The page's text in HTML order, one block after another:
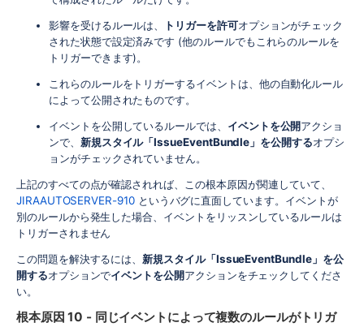
影響を受けるルールは、
トリガーを許可オプションがチェック
された状態で設定済みです (他のルールでもこれらのルールを
トリガーできます)。
これらのルールをトリガーするイベントは、他の自動化ルール
によって公開されたものです。
イベントを公開しているルールでは、 イベントを公開アクショ
ンで、 新規スタイル「IssueEventBundle」を公開するオプシ
ョンがチェックされていません。
上記のすべての点が確認されれば、この根本原因が関連していて、
JIRAAUTOSERVER-910というバグに直面しています。イベントが
別のルールから発生した場合、イベントをリッスンしているルールは
トリガーされません
この問題を解決するには、新規スタイル「IssueEventBundle」を公
開するオプションでイベントを公開アクションをチェックしてくださ
い。
根本原因 10 - 同じイベントによって複数のルールがトリガ